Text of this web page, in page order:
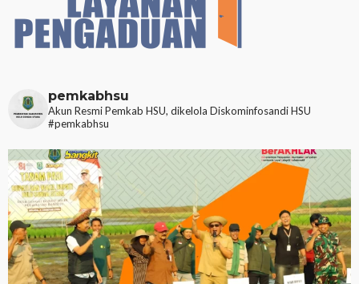
pemkabhsu
Akun Resmi Pemkab HSU, dikelola Diskominfosandi HSU
#pemkabhsu